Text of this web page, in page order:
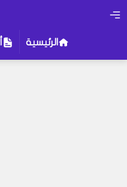
الرئيسية